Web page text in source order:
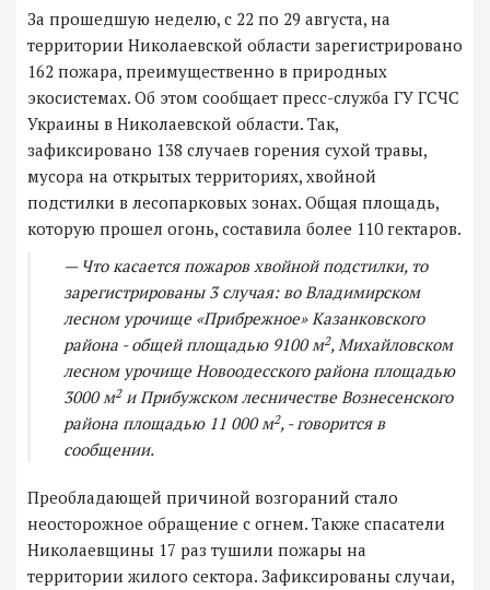
За прошедшую неделю, с 22 по 29 августа, на
территории Николаевской области зарегистрировано
162 пожара, преимущественно в природных
экосистемах. Об этом сообщает пресс-служба ГУ ГСЧС
Украины в Николаевской области. Так,
зафиксировано 138 случаев горения сухой травы,
мусора на открытых территориях, хвойной
подстилки в лесопарковых зонах. Общая площадь,
которую прошел огонь, составила более 110 гектаров.
— Что касается пожаров хвойной подстилки, то
зарегистрированы 3 случая: во Владимирском
лесном урочище «Прибрежное» Казанковского
района - общей площадью 9100 м2, Михайловском
лесном урочище Новоодесского района площадью
3000 м2и Прибужском лесничестве Вознесенского
района площадью 11 000 м2, - говорится в
сообщении.
Преобладающей причиной возгораний стало
неосторожное обращение с огнем. Также спасатели
Николаевщины 17 раз тушили пожары на
территории жилого сектора. Зафиксированы случаи,